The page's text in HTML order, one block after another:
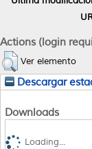
Actions (login
Ver elemento
Descargar
Downloads
Loading...